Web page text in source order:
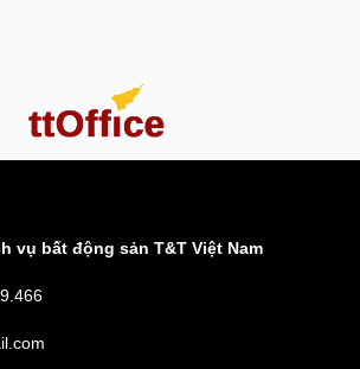
vụ bất động sản T&T Việt Nam